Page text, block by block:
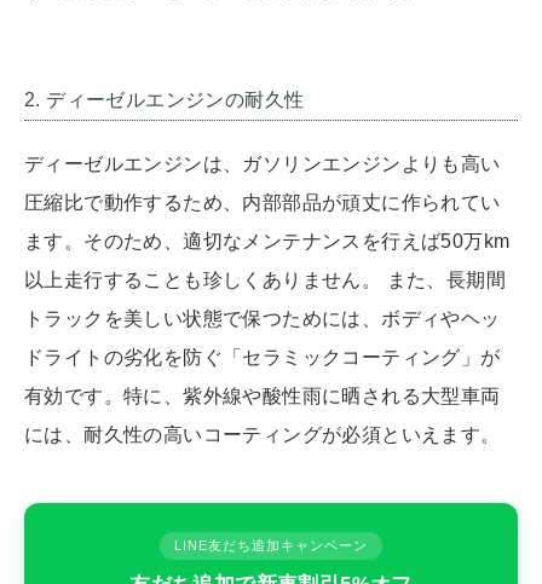
2. ディーゼルエンジンの耐久性
ディーゼルエンジンは、ガソリンエンジンよりも高い
圧縮比で動作するため、内部部品が頑丈に作られてい
ます。そのため、適切なメンテナンスを行えば50万km
以上走行することも珍しくありません。 また、長期間
トラックを美しい状態で保つためには、ボディやヘッ
ドライトの劣化を防ぐ「セラミックコーティング」が
有効です。特に、紫外線や酸性雨に晒される大型車両
には、耐久性の高いコーティングが必須といえます。
LINE友だち追加キャンペーン